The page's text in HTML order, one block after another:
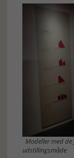
Modeller med
udstillingsmåde